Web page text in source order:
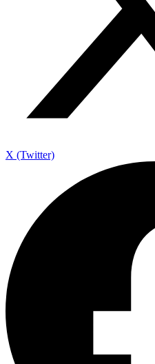
X (Twitter)